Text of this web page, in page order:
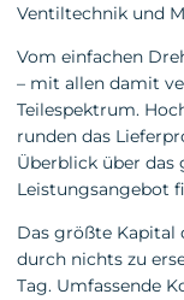
Ventiltechnik und
Vom einfachen
– mit allen damit
Teilespektrum.
runden das
Überblick über das
Leistungsangebot
Das größte Kapital
durch nichts zu
Tag. Umfassende